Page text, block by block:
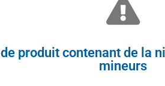
€
E-
produit contenant de la
mineurs